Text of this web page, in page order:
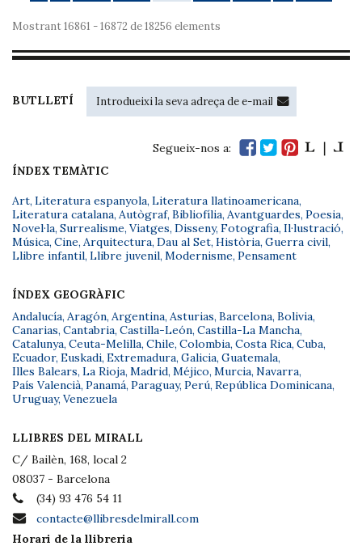
Mostrant 16861 - 16872 de 18256 elements
BUTLLETÍ
Segueix-nos a:
ÍNDEX TEMÀTIC
Art, Literatura espanyola, Literatura llatinoamericana,
Literatura catalana, Autògraf, Bibliofília, Avantguardes, Poesia,
Novel·la, Surrealisme, Viatges, Disseny, Fotografia, Il·lustració,
Música, Cine, Arquitectura, Dau al Set, Història, Guerra civil,
Llibre infantil, Llibre juvenil, Modernisme, Pensament
ÍNDEX GEOGRÀFIC
Andalucía, Aragón, Argentina, Asturias, Barcelona, Bolivia,
Canarias, Cantabria, Castilla-León, Castilla-La Mancha,
Catalunya, Ceuta-Melilla, Chile, Colombia, Costa Rica, Cuba,
Ecuador, Euskadi, Extremadura, Galicia, Guatemala,
Illes Balears, La Rioja, Madrid, Méjico, Murcia, Navarra,
País Valencià, Panamá, Paraguay, Perú, República Dominicana,
Uruguay, Venezuela
LLIBRES DEL MIRALL
C/ Bailèn, 168, local 2
08037 - Barcelona
(34) 93 476 54 11
contacte@llibresdelmirall.com
Horari de la llibreria